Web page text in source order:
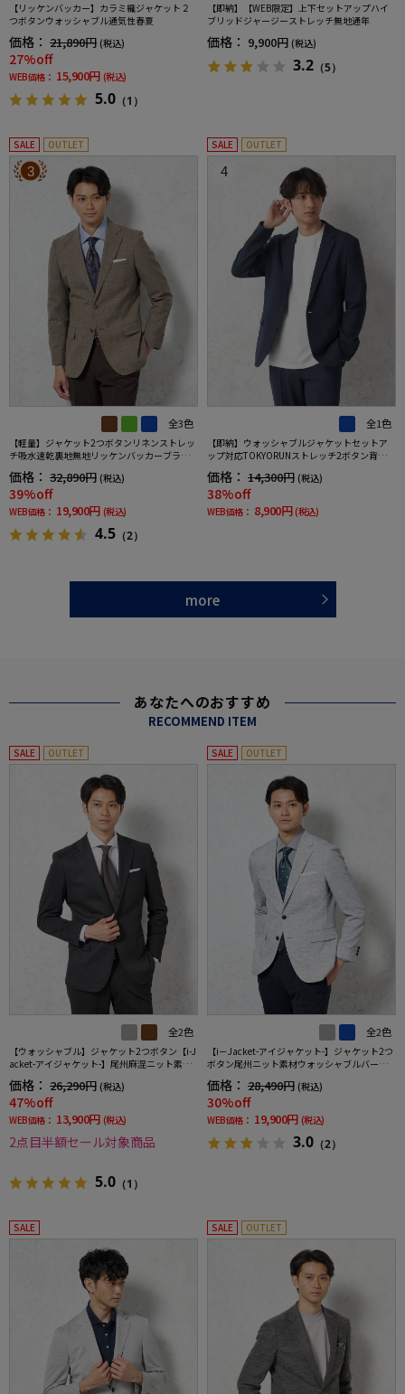
【リッケンバッカー】カラミ織ジャケット２
つボタンウォッシャブル通気性春夏
価格： 21,890円 (税込)
27%off
WEB価格： 15,900円 (税込)
5.0 （1）
【即納】【WEB限定】上下セットアップハイ
ブリッドジャージーストレッチ無地通年
価格： 9,900円 (税込)
3.2 （5）
SALE OUTLET
3
全3色
【軽量】ジャケット2つボタンリネンストレッ
チ吸水速乾裏地無地リッケンバッカーブラッ
ク春夏
価格： 32,890円 (税込)
39%off
WEB価格： 19,900円 (税込)
4.5 （2）
SALE OUTLET
4
全1色
【即納】ウォッシャブルジャケットセットア
ップ対応TOKYORUNストレッチ2ボタン背抜き
仕様ブレスエフェクト生地春夏
価格： 14,300円 (税込)
38%off
WEB価格： 8,900円 (税込)
more
あなたへのおすすめ
RECOMMEND ITEM
SALE OUTLET
全2色
【ウォッシャブル】ジャケット2つボタン【i-J
acket-アイジャケット-】尾州麻混ニット素材
クールモーション裏地春夏
価格： 26,290円 (税込)
47%off
WEB価格： 13,900円 (税込)
2点目半額セール対象商品
5.0 （1）
SALE OUTLET
全2色
【i－Jacket-アイジャケット-】ジャケット2つ
ボタン尾州ニット素材ウォッシャブルバーズ
アイリッケンバッカー
価格： 28,490円 (税込)
30%off
WEB価格： 19,900円 (税込)
3.0 （2）
SALE SALE OUTLET